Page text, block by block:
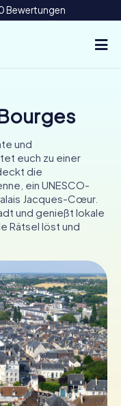
Bewertungen
IE
und
euch zu einer
die
ein UNESCO-
Jacques-Cœur.
und genießt lokale
Rätsel löst und